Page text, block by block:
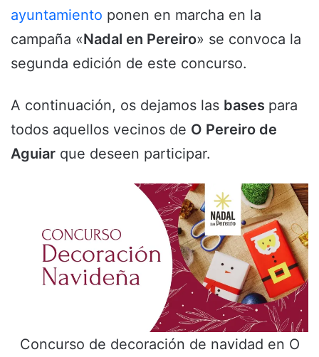
ayuntamiento ponen en marcha en la
campaña «Nadal en Pereiro» se convoca la
segunda edición de este concurso.
A continuación, os dejamos las bases para
todos aquellos vecinos de O Pereiro de
Aguiar que deseen participar.
Concurso de decoración de navidad en O